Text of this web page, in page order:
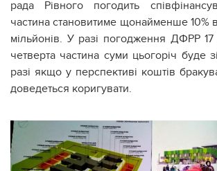
рада Рівного погодить
частина становитиме щонайменше 10%
мільйонів. У разі погодження ДФРР
четверта частина суми цьогоріч буде
разі якщо у перспективі коштів
доведеться коригувати.